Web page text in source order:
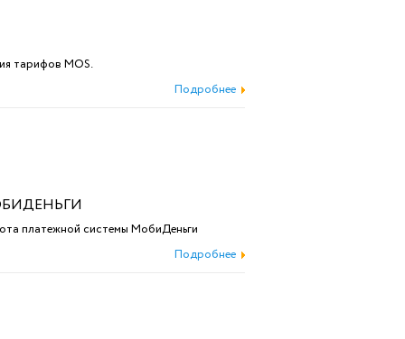
тарифов MOS.
Подробнее
платежной системы МобиДеньги
Подробнее